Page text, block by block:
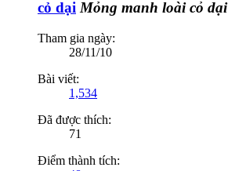
cỏ dại Mỏng manh loài cỏ dại
Tham gia ngày:
28/11/10
Bài viết:
1,534
Đã được thích:
71
Điểm thành tích: